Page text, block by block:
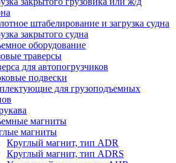
штабелирование и загрузка судна
закрытого судна
оборудование
траверсы
для автопогрузчиков
подвески
для грузоподъемных
магниты
магниты
Круглый магнит, тип ADR
Круглый магнит, тип ADRS